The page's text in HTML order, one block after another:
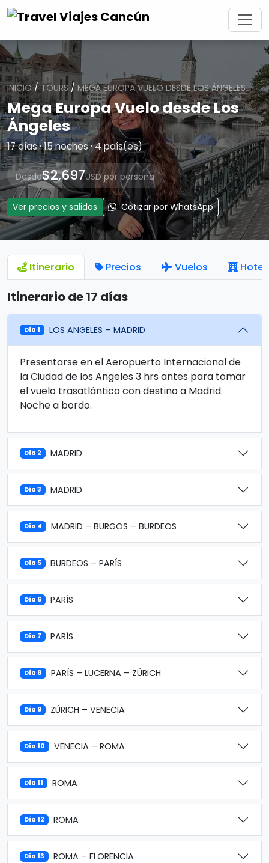
INICIO/TOURS / MEGA EUROPA VUELO DESDE LOS ÁNGELES
Mega Europa Vuelo desde Los
Ángeles
17 días · 15 noches · 4 país(es)
Desde$2,697USD por persona
Ver precios y salidas Cotizar por WhatsApp
Itinerario Precios Vuelos
Itinerario de 17 días
Día 1 LOS ANGELES – MADRID
Presentarse en el Aeropuerto Internacional de
la Ciudad de los Angeles 3 hrs antes para tomar
el vuelo trasatlántico con destino a Madrid.
Noche a bordo.
Día 2 MADRID
Día 3 MADRID
Día 4 MADRID – BURGOS – BURDEOS
Día 5 BURDEOS – PARÍS
Día 6 PARÍS
Día 7 PARÍS
Día 8 PARÍS – LUCERNA – ZÚRICH
Día 9 ZÚRICH – VENECIA
Día 10 VENECIA – ROMA
Día 11 ROMA
Día 12 ROMA
Día 13 ROMA – FLORENCIA